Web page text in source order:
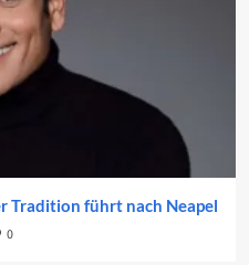
Tradition führt nach Neapel
0